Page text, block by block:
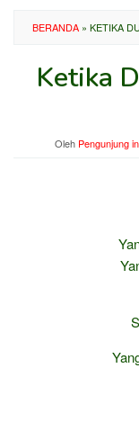
BERANDA » KETIKA
Ketika
Oleh Pengunjung